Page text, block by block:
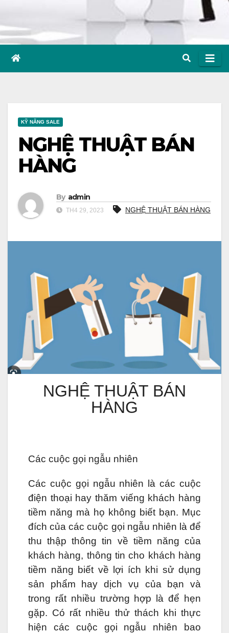
KỸ NĂNG SALE
NGHỆ THUẬT BÁN
HÀNG
By admin
TH4 29, 2023 NGHỆ THUẬT BÁN HÀNG
NGHỆ THUẬT BÁN
HÀNG
Các cuộc gọi ngẫu nhiên
Các cuộc gọi ngẫu nhiên là các cuộc
điện thoại hay thăm viếng khách hàng
tiềm năng mà họ không biết bạn. Mục
đích của các cuộc gọi ngẫu nhiên là để
thu thập thông tin về tiềm năng của
khách hàng, thông tin cho khách hàng
tiềm năng biết về lợi ích khi sử dụng
sản phẩm hay dịch vụ của bạn và
trong rất nhiều trường hợp là để hẹn
gặp. Có rất nhiều thử thách khi thực
hiện các cuộc gọi ngẫu nhiên bao